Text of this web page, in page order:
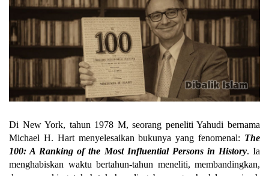
Di New York, tahun 1978 M, seorang peneliti Yahudi bernama
Michael H. Hart menyelesaikan bukunya yang fenomenal: The
100: A Ranking of the Most Influential Persons in History. Ia
menghabiskan waktu bertahun-tahun meneliti, membandingkan,